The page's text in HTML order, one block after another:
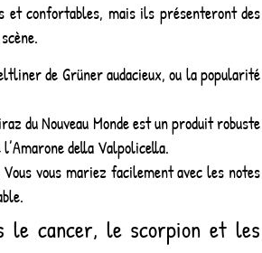
et confortables, mais ils présenteront des
de Grüner audacieux, ou la popularité
du Nouveau Monde est un produit robuste
della Valpolicella.
vous mariez facilement avec les notes
le cancer, le scorpion et les